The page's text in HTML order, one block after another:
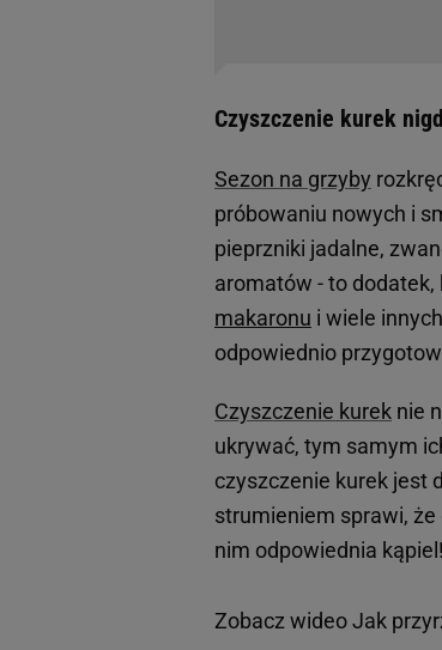
Czyszczenie kurek
Sezon na grzyby
próbowaniu nowych i
pieprzniki jadalne,
aromatów - to dodatek,
makaronu i wiele
odpowiednio
Czyszczenie kurek nie
ukrywać, tym samym
czyszczenie kurek jest
strumieniem sprawi,
nim odpowiednia kąpiel!
Zobacz wideoJak